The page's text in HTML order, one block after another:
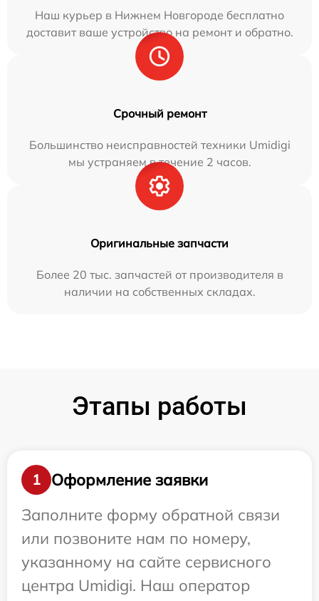
Наш курьер в Нижнем Новгороде бесплатно
доставит ваше устройство на ремонт и обратно.
Срочный ремонт
Большинство неисправностей техники Umidigi
мы устраняем в течение 2 часов.
Оригинальные запчасти
Более 20 тыс. запчастей от производителя в
наличии на собственных складах.
Этапы работы
1
Оформление заявки
Заполните форму обратной связи
или позвоните нам по номеру,
указанному на сайте сервисного
центра Umidigi. Наш оператор